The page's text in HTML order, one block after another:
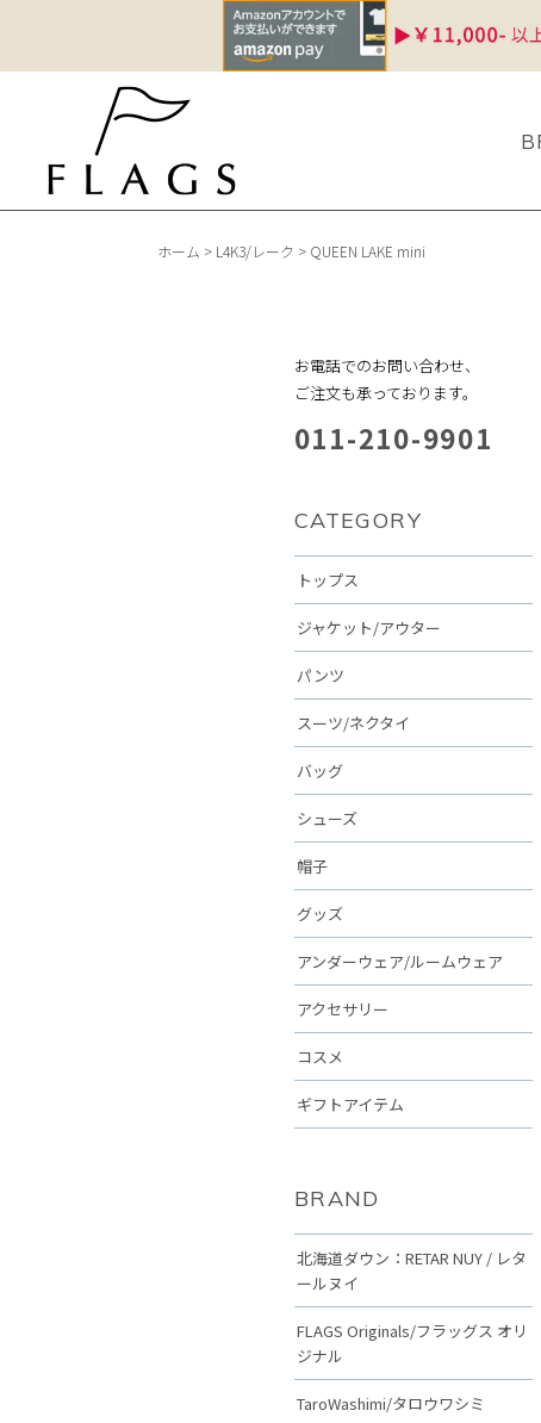
ホーム > L4K3/レーク > QUEEN LAKE mini
お電話でのお問い合わせ、
ご注文も承っております。
011-210-9901
CATEGORY
トップス
ジャケット/アウター
パンツ
スーツ/ネクタイ
バッグ
シューズ
帽子
グッズ
アンダーウェア/ルームウェア
アクセサリー
コスメ
ギフトアイテム
BRAND
北海道ダウン：RETAR NUY / レタ
ールヌイ
FLAGS Originals/フラッグス オリ
ジナル
TaroWashimi/タロウワシミ